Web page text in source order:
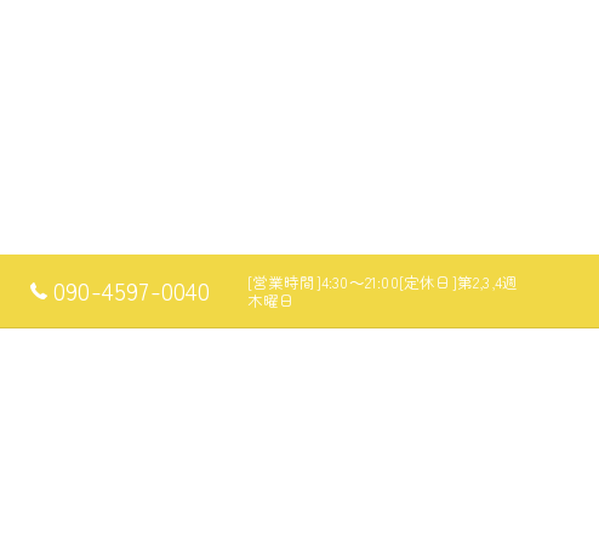
090-4597-0040 [営業時間]4:30～21:00[定休日]第2,3,4週
木曜日